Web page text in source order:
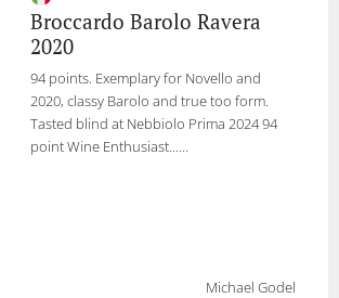
Broccardo Barolo Ravera
2020
94 points. Exemplary for Novello and
2020, classy Barolo and true too form.
Tasted blind at Nebbiolo Prima 2024 94
point Wine Enthusiast......
Michael Godel